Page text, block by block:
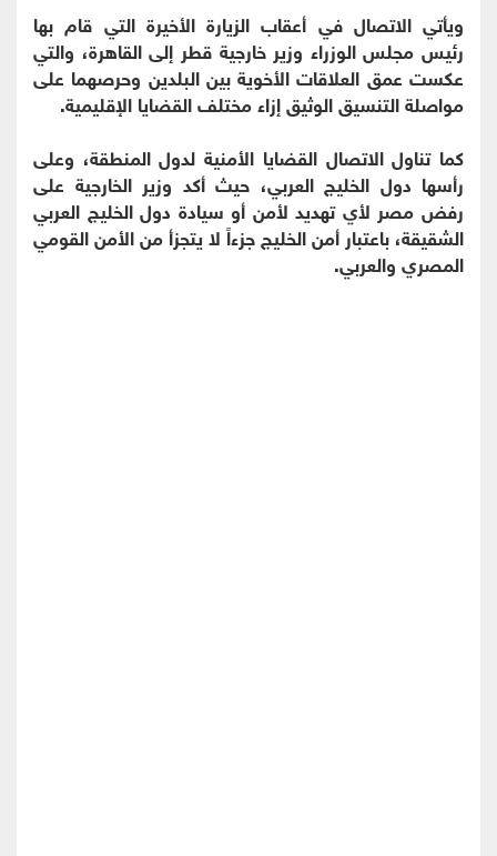
ويأتي الاتصال في أعقاب الزيارة الأخيرة التي قام بها
رئيس مجلس الوزراء وزير خارجية قطر إلى القاهرة، والتي
عكست عمق العلاقات الأخوية بين البلدين وحرصهما على
مواصلة التنسيق الوثيق إزاء مختلف القضايا الإقليمية.
كما تناول الاتصال القضايا الأمنية لدول المنطقة، وعلى
رأسها دول الخليج العربي، حيث أكد وزير الخارجية على
رفض مصر لأي تهديد لأمن أو سيادة دول الخليج العربي
الشقيقة، باعتبار أمن الخليج جزءاً لا يتجزأ من الأمن القومي
المصري والعربي.